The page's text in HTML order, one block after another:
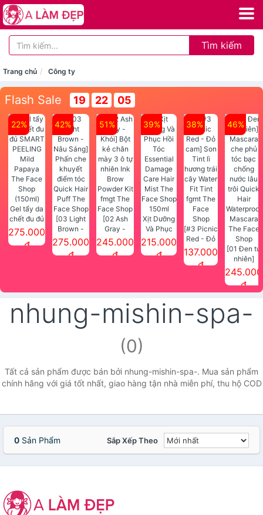
Tìm kiếm
Trang chủ Công ty
Flash Sale 19 22 05
22%
Gel tẩy da
chết đu đủ
SMART
PEELING
275.000
đ
42%
[03 Light
Brown -
Nâu Sáng]
Phấn che
275.000
đ
51%
[02 Ash
Gray -
Khói] Bột
kẻ chân
Face Shop
245.000
đ
39%
Xịt Dưỡng
Và Phục
Hồi Tóc
Essential
215.000
đ
38%
[#3 Picnic
Red - Đỏ
cam] Son
Face
Shop
137.000
đ
46%
[01 Đen tự
nhiên]
Mascara
che phủ
nước lâu
trôi Quick
Shop
245.000
đ
nhung-mishin-spa-
(0)
Tất cả sản phẩm được bán bởi nhung-mishin-spa-. Mua sản phẩm
chính hãng với giá tốt nhất, giao hàng tận nhà miễn phí, thu hộ COD
0 Sản Phẩm Sắp Xếp Theo